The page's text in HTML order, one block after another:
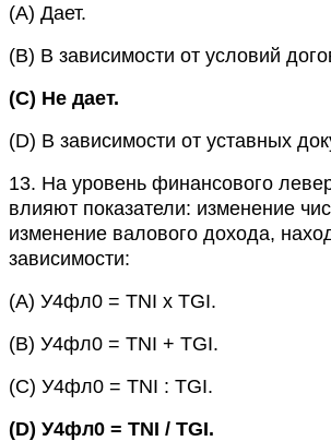
(A) Дает.
(B) В зависимости от условий
(C) Не дает.
(D) В зависимости от уставных
13. На уровень финансового
влияют показатели: изменение
изменение валового дохода,
зависимости:
(A) У4фл0 = TNI x TGI.
(B) У4фл0 = TNI + TGI.
(C) У4фл0 = TNI : TGI.
(D) У4фл0 = TNI / TGI.